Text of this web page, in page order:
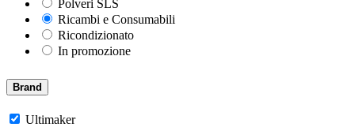
Polveri SLS
Ricambi e Consumabili
Ricondizionato
In promozione
Brand
Ultimaker